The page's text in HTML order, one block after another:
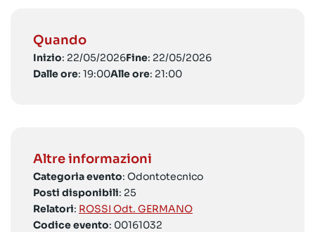
Quando
Inizio: 22/05/2026Fine: 22/05/2026
Dalle ore: 19:00Alle ore: 21:00
Altre informazioni
Categoria evento: Odontotecnico
Posti disponibili: 25
Relatori: ROSSI Odt. GERMANO
Codice evento: 00161032